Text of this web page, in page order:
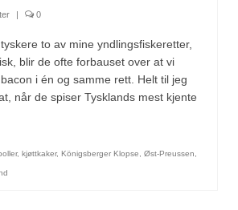
0
to av mine yndlingsfiskeretter,
blir de ofte forbauset over at vi
i én og samme rett. Helt til jeg
når de spiser Tysklands mest kjente
, kjøttkaker, Königsberger Klopse, Øst-Preussen,